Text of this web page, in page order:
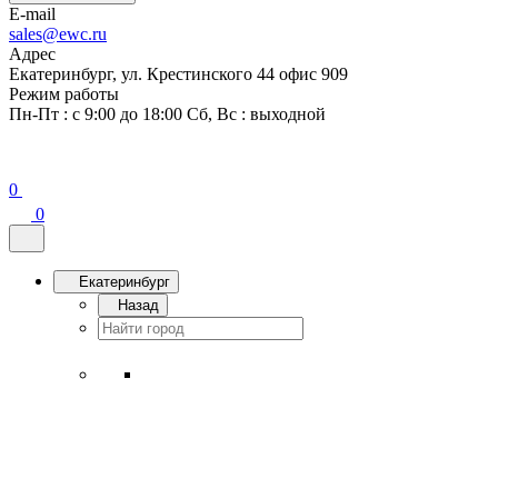
E-mail
sales@ewc.ru
Адрес
Екатеринбург, ул. Крестинского 44 офис 909
Режим работы
Пн-Пт : с 9:00 до 18:00 Сб, Вс : выходной
0
0
Екатеринбург
Назад